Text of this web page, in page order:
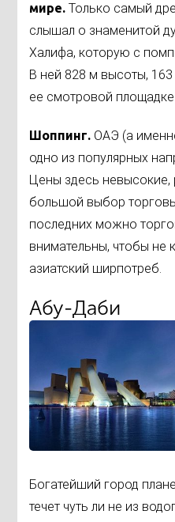
мире.Только самый
слышал о знаменитой
Халифа, которую с
В ней 828 м высоты,
ее смотровой площадке
Шоппинг. ОАЭ (а
одно из популярных
Цены здесь
большой выбор
последних можно
внимательны, чтобы не
азиатский ширпотреб.
Абу-Даби
Богатейший город
течет чуть ли не из